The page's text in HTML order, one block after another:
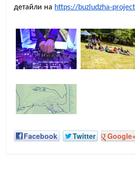
детайли на https://buzludzha-
Facebook Twitter